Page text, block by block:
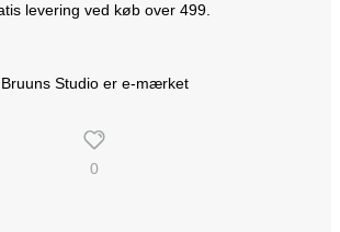
levering ved køb over 499.
Bruuns Studio er e-mærket
0